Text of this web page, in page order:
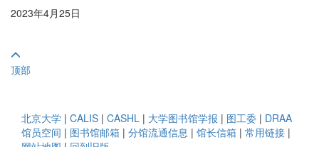
2023年4月25日
顶部
北京大学 | CALIS | CASHL | 大学图书馆学报 | 图工委 | DRAA
馆员空间 | 图书馆邮箱 | 分馆流通信息 | 馆长信箱 | 常用链接 |